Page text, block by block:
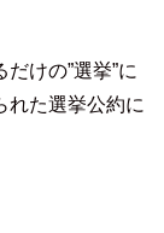
けの”選挙”に
れた選挙公約に